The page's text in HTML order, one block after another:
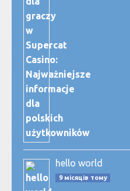
hello world
9 місяців тому